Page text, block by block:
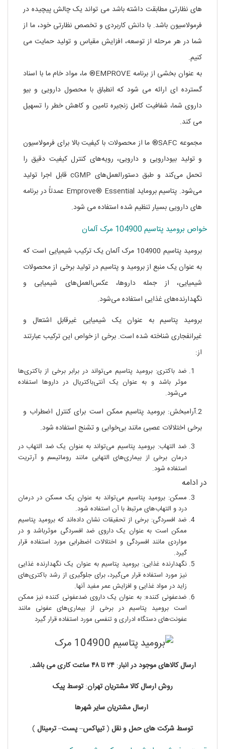
های نظارتی مطابقت داشته باشد می تواند یک چالش پیچیده در
فرمولاسیون باشد. با دانش کاربردی و تخصص نظارتی خود، ما از
شما در هر مرحله از توسعه، افزایش مقیاس و تولید حمایت می
کنیم.
به عنوان بخشی از برنامه EMPROVE® ما، مواد خام ما با اسناد
گسترده ای ارائه می شود که انطباق با محصول دارویی و بیو
داروی شما، شفافیت کامل زنجیره تامین و کاهش خطر را تسهیل
می کند.
مجموعه SAFC® ما از محصولات با کیفیت بالا برای فرمولاسیون
و تولید بیودارویی و دارویی، رویه‌های کنترل کیفیت دقیق را
تحمل می‌کند و طبق دستورالعمل‌های cGMP قابل اجرا تولید
می‌شود. پتاسیم بروماید Emprove® Essential عمدتاً در برنامه
های دارویی بسیار تنظیم شده استفاده می شود.
خواص برومید پتاسیم 104900 مرک آلمان
برومید پتاسیم 104900 مرک آلمان یک ترکیب شیمیایی است که
به عنوان یک منبع از برومید و پتاسیم در تولید برخی از محصولات
شیمیایی، از جمله داروها، عکس‌العمل‌های شیمیایی و
نگهدارنده‌های غذایی استفاده می‌شود.
برومید پتاسیم به عنوان یک شیمیایی غیرقابل اشتعال و
غیرانفجاری شناخته شده است. برخی از خواص این ترکیب عبارتند
از:
ضد باکتری: برومید پتاسیم می‌تواند در برابر برخی از باکتری‌ها
موثر باشد و به عنوان یک آنتی‌باکتریال در داروها استفاده
می‌شود.
2.آرامبخش: برومید پتاسیم ممکن است برای کنترل اضطراب و
برخی اختلالات عصبی مانند بی‌خوابی و تشنج استفاده شود.
ضد التهاب: برومید پتاسیم می‌تواند به عنوان یک ضد التهاب در
درمان برخی از بیماری‌های التهابی مانند روماتیسم و آرتریت
استفاده شود.
در ادامه
مسکن: برومید پتاسیم می‌تواند به عنوان یک مسکن در درمان
درد و التهاب‌های مرتبط با آن استفاده شود.
ضد افسردگی: برخی از تحقیقات نشان داده‌اند که برومید پتاسیم
ممکن است به عنوان یک داروی ضد افسردگی موثرباشد و در
مواردی مانند افسردگی و اختلالات اضطرابی مورد استفاده قرار
گیرد.
نگهدارنده غذایی: برومید پتاسیم به عنوان یک نگهدارنده غذایی
نیز مورد استفاده قرار می‌گیرد، برای جلوگیری از رشد باکتری‌های
زاید در مواد غذایی و افزایش عمر مفید آنها.
ضدعفونی کننده: به عنوان یک داروی ضدعفونی کننده نیز ممکن
است برومید پتاسیم در برخی از بیماری‌های عفونی مانند
عفونت‌های دستگاه ادراری و تنفسی مورد استفاده قرار گیرد
ارسال کالاهای موجود درانبار:۲۴ تا ۴۸ساعتکاریمی باشد.
روشارسالکالامشتریانتهران:توسط پیک
ارسالمشتریانسایرشهرها
توسط شرکت هایحملونقل (تیپاکس–پست–ترمینال )